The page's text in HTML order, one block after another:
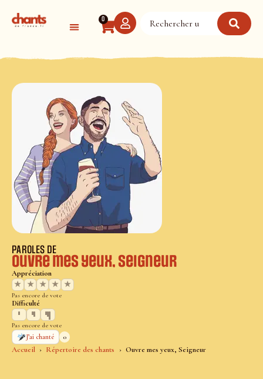
0
Accueil Répertoire des chants Ouvre mes yeux, Seigneur
PAROLES DE
Ouvre mes yeux, Seigneur
Appréciation
★
★ ★ ★ ★
Pas encore de vote
Difficulté
Pas encore de vote
J’ai chanté
0